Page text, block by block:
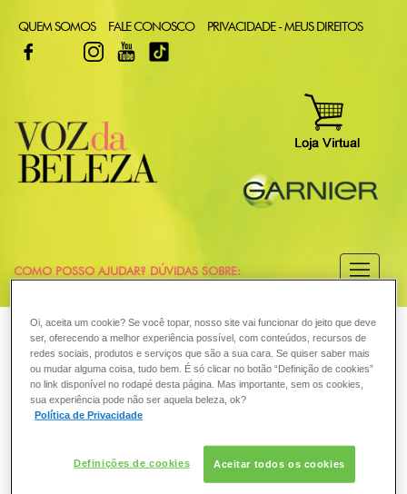
QUEM SOMOS FALE CONOSCO
PRIVACIDADE - MEUS DIREITOS
FACEBOOK
TWITTER INSTAGRAM
YOUTUBE
COMO POSSO AJUDAR? DÚVIDAS SOBRE:
COLORAÇÃO
DESODORANTE
VOZ DA BELEZA GARNIER PELE
O que são estrias?
Quando a derme perde sua capacidade de resistência à
às alterações e à desorientação dos feixes de colágeno e
das fibras elásticas. É assim que as estrias aparecem.
Oi, aceita um cookie? Se você topar, nosso site vai funcionar do jeito que deve
ser, oferecendo a melhor experiência possível, com conteúdos, recursos de
redes sociais, produtos e serviços que são a sua cara. Se quiser saber mais
ou mudar alguma coisa, tudo bem. É só clicar no botão “Definição de cookies”
no link disponível no rodapé desta página. Mas importante, sem os cookies,
sua experiência pode não ser aquela beleza, ok?
Política de Privacidade
Definições de cookies Aceitar todos os cookies